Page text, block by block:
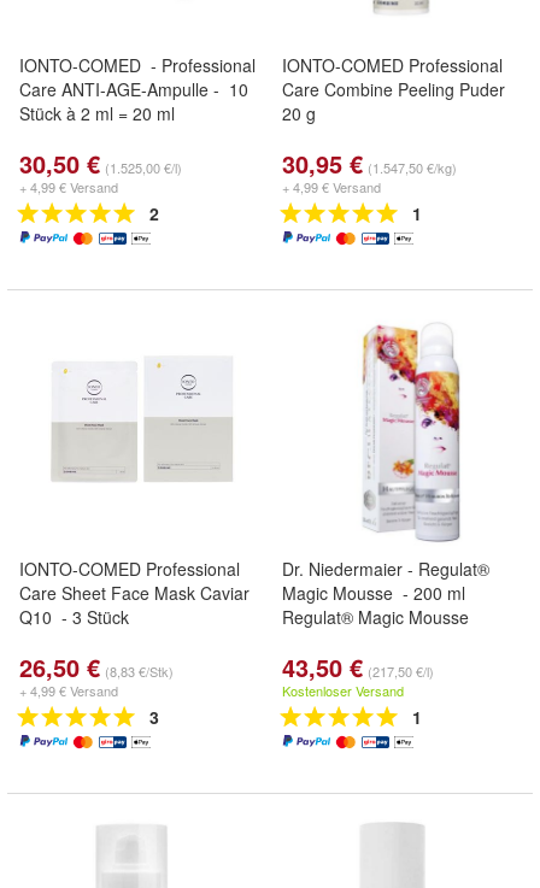
IONTO-COMED - Professional
Care ANTI-AGE-Ampulle - 10
Stück à 2 ml = 20 ml
30,50 € (1.525,00 €/l)
+ 4,99 € Versand
2
IONTO-COMED Professional
Care Combine Peeling Puder
20 g
30,95 € (1.547,50 €/kg)
+ 4,99 € Versand
1
IONTO-COMED Professional
Care Sheet Face Mask Caviar
Q10 - 3 Stück
26,50 € (8,83 €/Stk)
+ 4,99 € Versand
3
Dr. Niedermaier - Regulat®
Magic Mousse - 200 ml
Regulat® Magic Mousse
43,50 € (217,50 €/l)
Kostenloser Versand
1